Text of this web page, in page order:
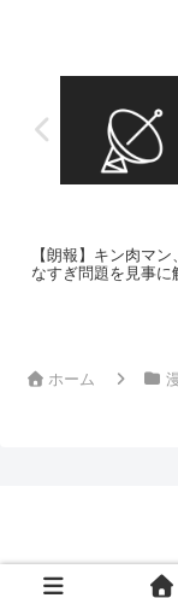
【朗報】キン肉マ
なすぎ問題を見事に
ホーム